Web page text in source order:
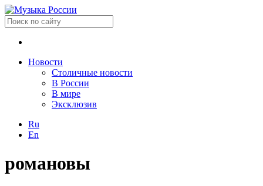
Новости
Столичные новости
В России
В мире
Эксклюзив
Ru
En
романовы